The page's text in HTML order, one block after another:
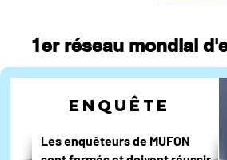
1er réseau mondial
enquête
Les enquêteurs de MUFON